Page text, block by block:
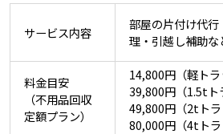
サービス内容
部屋の片付け代
理・引越し補助な
料金目安
（不用品回収
定額プラン）
14,800円（軽トラ
39,800円（1.5tト
49,800円（2tトラ
80,000円（4tトラ